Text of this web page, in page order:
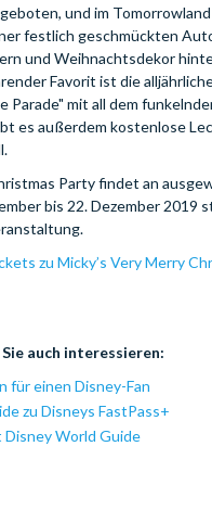
und im
festlich geschmückten
und Weihnachtsdekor
Favorit ist die
Parade" mit all dem
es außerdem kostenlose
Party findet an
bis 22. Dezember 2019
zu Micky’s Very Merry
auch interessieren:
für einen Disney-Fan
zu Disneys FastPass+
World Guide